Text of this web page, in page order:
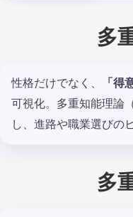
多
性格だけでなく、 「得
可視化。多重知能理論
し、進路や職業選びの
多